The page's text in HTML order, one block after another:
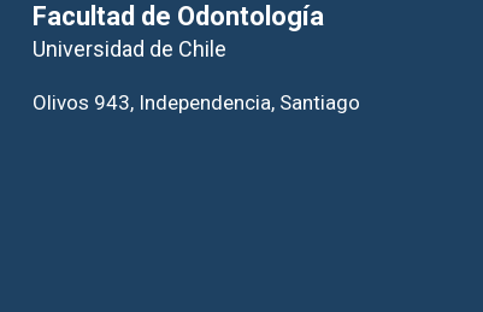
Facultad de Odontología
Universidad de Chile
Olivos 943, Independencia, Santiago